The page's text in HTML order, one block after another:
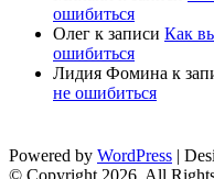
ошибиться
Олег к записи Как
ошибиться
Лидия Фомина к
не ошибиться
Powered by WordPress |
© Copyright 2026, All